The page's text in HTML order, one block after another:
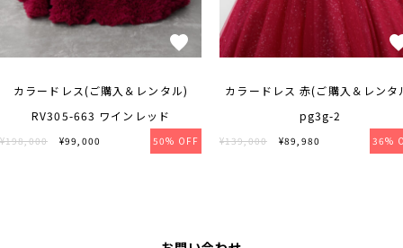
カラードレス(ご購入＆レンタル)
RV305-663 ワインレッド
¥198,000 ¥99,000 50% OFF
カラードレス 赤(ご購入＆レンタ
pg3g-2
¥139,000 ¥89,980 36%